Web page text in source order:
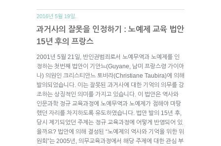
2016년 5월 19일.
과거사의 잘못을 인정하기 : 노예제 교육 법안
15년 후의 프랑스
2001년 5월 21일, 반인권범죄로서 노예무역과 노예제를 인
정하는 첫번째 법안이 기안느(Guyane, 남미 프랑스령 가이아
나) 의원인 크리스티안느 토비라(Christiane Taubira)에 의해
발의되었습니다. 이는 잘못된 과거사에 대한 기억의 의무를 강
조하는 상징적인 의미를 가지고 있습니다. 이 법안은 역사와
인문과학 정규 교육과정에 노예무역과 노예제가 점해야 마땅
했던 자리를 차지하도록 유도하였습니다. 법안 발의 15년 후,
당시 제기되었던 주제는 정규 교육과정에 어떻게 반영되어 있
을까요? 법안에 의해 결성된 “노예제의 역사와 기억을 위한 위
원회”는 2005년, 의무교육과정에서 해당 주제에 대한 관심 부